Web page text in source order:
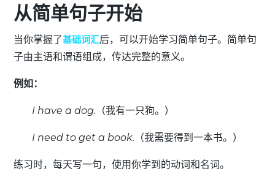
从简单句子开始
当你掌握了基础词汇后，可以开始学习简单句子。简单句
子由主语和谓语组成，传达完整的意义。
例如：
I have a dog. （我有一只狗。）
I need to get a book. （我需要得到一本书。）
练习时，每天写一句，使用你学到的动词和名词。